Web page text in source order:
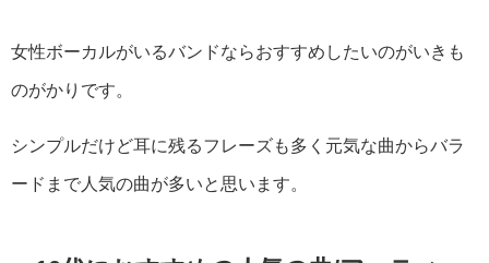
女性ボーカルがいるバンドならおすすめしたいのがいきも
のがかりです。
シンプルだけど耳に残るフレーズも多く元気な曲からバラ
ードまで人気の曲が多いと思います。